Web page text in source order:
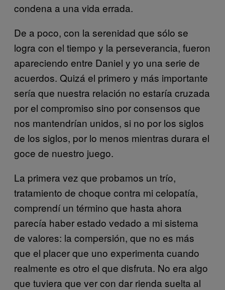
condena a una vida errada.
De a poco, con la serenidad que sólo se
logra con el tiempo y la perseverancia, fueron
apareciendo entre Daniel y yo una serie de
acuerdos. Quizá el primero y más importante
sería que nuestra relación no estaría cruzada
por el compromiso sino por consensos que
nos mantendrían unidos, si no por los siglos
de los siglos, por lo menos mientras durara el
goce de nuestro juego.
La primera vez que probamos un trío,
tratamiento de choque contra mi celopatía,
comprendí un término que hasta ahora
parecía haber estado vedado a mi sistema
de valores: la compersión, que no es más
que el placer que uno experimenta cuando
realmente es otro el que disfruta. No era algo
que tuviera que ver con dar rienda suelta al